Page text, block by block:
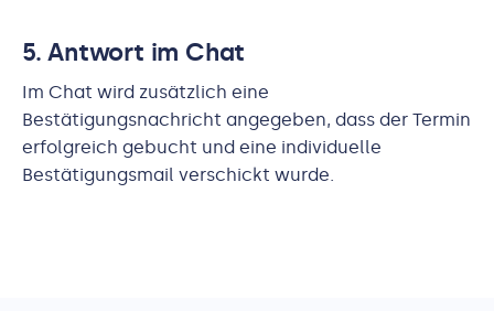
5. Antwort im Chat
Im Chat wird zusätzlich eine
Bestätigungsnachricht angegeben, dass der Termin
erfolgreich gebucht und eine individuelle
Bestätigungsmail verschickt wurde.